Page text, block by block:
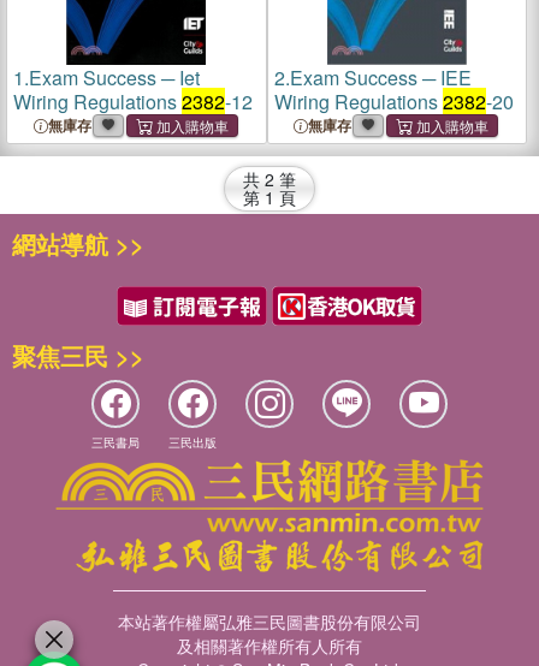
1.Exam Success ─ Iet
Wiring Regulations2382-12
無庫存
2.Exam Success ─ IEE
Wiring Regulations2382-20
無庫存
共 2 筆
第 1 頁
網站導航 >>
聚焦三民 >>
三民書局 三民出版
本站著作權屬弘雅三民圖書股份有限公司
及相關著作權所有人所有